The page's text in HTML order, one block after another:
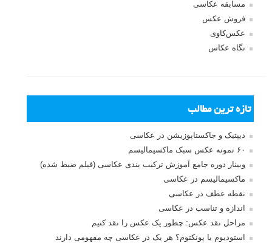
مسابقه عکاسی
فروش عکس
عکس‌کاوی
نگاه عکاس
تازه ترین مطالب
دیپتیک و جاکستا‌پوزیشن در عکاسی
۶۰ نمونه عکس سبک ماکسیمالیسم
وبینار دوره جامع آموزش ترکیب بندی عکاسی (فیلم ضبط شده)
ماکسیمالیسم در عکاسی
نقطه عطف در عکاسی
اندازه و تناسب در عکاسی
مراحل نقد عکس: چطور یک عکس را نقد کنیم
استودیوم یا پونکتوم؟ هر یک در عکاسی چه مفهومی دارند